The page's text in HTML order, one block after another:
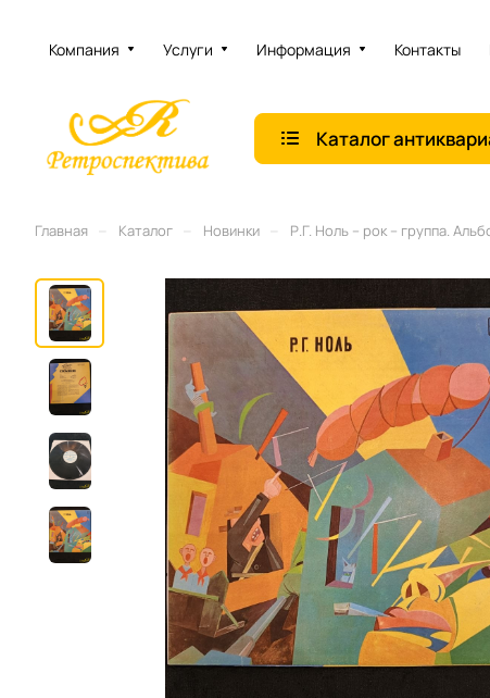
Компания Услуги Информация Контакты
Каталог
Главная Каталог Новинки Р.Г. Ноль – рок – группа.